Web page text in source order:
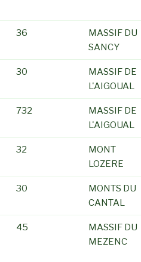
36
MASSIF DU
SANCY
30
MASSIF DE
L'AIGOUAL
732
MASSIF DE
L'AIGOUAL
32
MONT
LOZERE
30
MONTS DU
CANTAL
45
MASSIF DU
MEZENC